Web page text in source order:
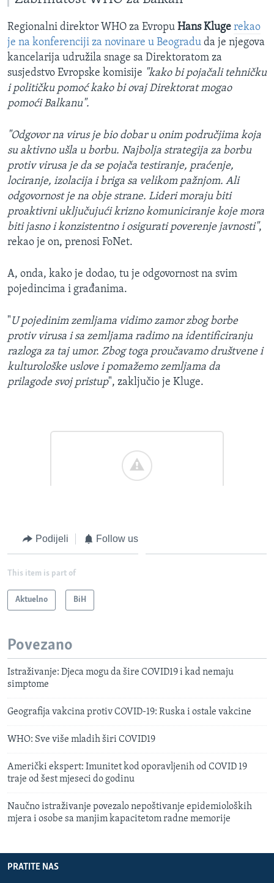
Regionalni direktor WHO za Evropu Hans Kluge rekao
je na konferenciji za novinare u Beogradu da je njegova
kancelarija udružila snage sa Direktoratom za
susjedstvo Evropske komisije "kako bi pojačali tehničku
i političku pomoć kako bi ovaj Direktorat mogao
pomoći Balkanu".
"Odgovor na virus je bio dobar u onim područjima koja
su aktivno ušla u borbu. Najbolja strategija za borbu
protiv virusa je da se pojača testiranje, praćenje,
lociranje, izolacija i briga sa velikom pažnjom. Ali
odgovornost je na obje strane. Lideri moraju biti
proaktivni uključujući krizno komuniciranje koje mora
biti jasno i konzistentno i osigurati poverenje javnosti",
rekao je on, prenosi FoNet.
A, onda, kako je dodao, tu je odgovornost na svim
pojedincima i građanima.
"U pojedinim zemljama vidimo zamor zbog borbe
protiv virusa i sa zemljama radimo na identificiranju
razloga za taj umor. Zbog toga proučavamo društvene i
kulturološke uslove i pomažemo zemljama da
prilagode svoj pristup", zaključio je Kluge.
Podijeli Follow us
This item is part of
Aktuelno BiH
Povezano
Istraživanje: Djeca mogu da šire COVID19 i kad nemaju
simptome
Geografija vakcina protiv COVID-19: Ruska i ostale vakcine
WHO: Sve više mladih širi COVID19
Američki ekspert: Imunitet kod oporavljenih od COVID 19
traje od šest mjeseci do godinu
Naučno istraživanje povezalo nepoštivanje epidemioloških
mjera i osobe sa manjim kapacitetom radne memorije
PRATITE NAS